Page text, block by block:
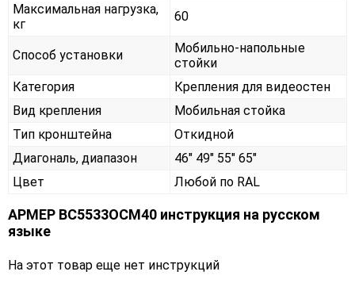
Максимальная нагрузка,
кг
60
Способ установки
Мобильно-напольные
стойки
Категория
Крепления для видеостен
Вид крепления
Мобильная стойка
Тип кронштейна
Откидной
Диагональ, диапазон
46" 49" 55" 65"
Цвет
Любой по RAL
АРМЕР ВС5533ОСМ40 инструкция на русском
языке
На этот товар еще нет инструкций